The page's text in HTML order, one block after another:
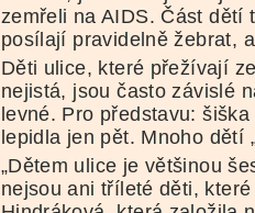
zemřeli na AIDS. Část dětí
posílají pravidelně žebrat,
Děti ulice, které přežívají
nejistá, jsou často závislé
levné. Pro představu:
lepidla jen pět. Mnoho dětí
„Dětem ulice je většinou
nejsou ani tříleté děti,